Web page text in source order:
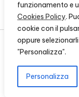
funzionamento e
Cookies Policy.
cookie con il
oppure
"Personalizza".
Personalizza